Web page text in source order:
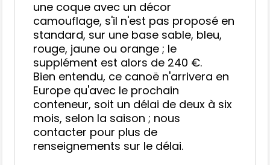
une coque avec un décor
camouflage, s'il n'est pas proposé en
standard, sur une base sable, bleu,
rouge, jaune ou orange ; le
supplément est alors de 240 €.
Bien entendu, ce canoë n'arrivera en
Europe qu'avec le prochain
conteneur, soit un délai de deux à six
mois, selon la saison ; nous
contacter pour plus de
renseignements sur le délai.